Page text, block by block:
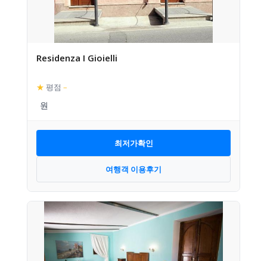
Residenza I Gioielli
★ 평점 –
최저가확인
여행객 이용후기